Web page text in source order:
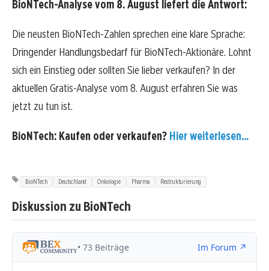
BioNTech-Analyse vom 8. August liefert die Antwort:
Die neusten BioNTech-Zahlen sprechen eine klare Sprache:
Dringender Handlungsbedarf für BioNTech-Aktionäre. Lohnt
sich ein Einstieg oder sollten Sie lieber verkaufen? In der
aktuellen Gratis-Analyse vom 8. August erfahren Sie was
jetzt zu tun ist.
BioNTech: Kaufen oder verkaufen? Hier weiterlesen...
BioNTech Deutschland Onkologie Pharma Restrukturierung
Diskussion zu BioNTech